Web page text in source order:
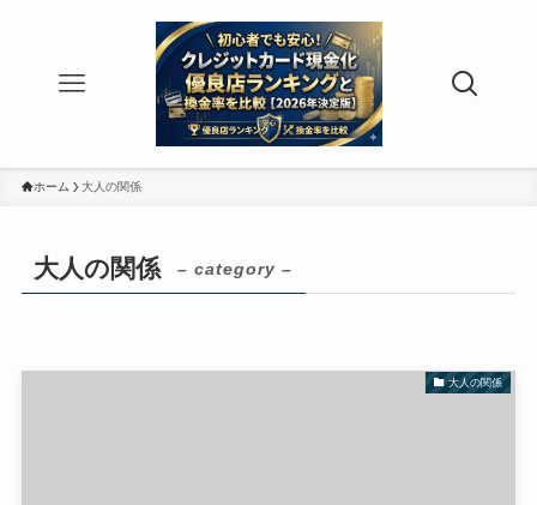
ホーム 大人の関係
大人の関係 – category –
大人の関係